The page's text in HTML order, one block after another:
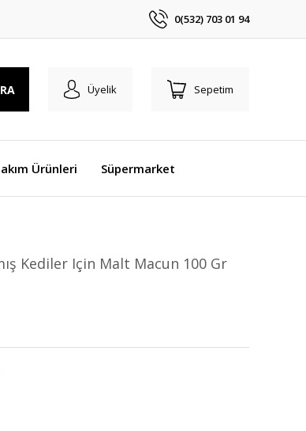
0(532) 703 01 94
Üyelik Sepetim
Ürünleri Süpermarket
Kediler Için Malt Macun 100 Gr